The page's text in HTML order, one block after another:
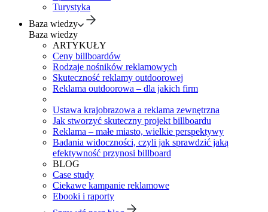
Turystyka
Baza wiedzy
Baza wiedzy
ARTYKUŁY
Ceny billboardów
Rodzaje nośników reklamowych
Skuteczność reklamy outdoorowej
Reklama outdoorowa – dla jakich firm
Ustawa krajobrazowa a reklama zewnętrzna
Jak stworzyć skuteczny projekt billboardu
Reklama – małe miasto, wielkie perspektywy
Badania widoczności, czyli jak sprawdzić jaką
efektywność przynosi billboard
BLOG
Case study
Ciekawe kampanie reklamowe
Ebooki i raporty